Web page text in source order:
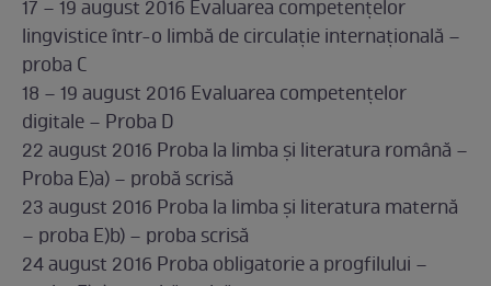
17 – 19 august 2016 Evaluarea competențelor
lingvistice într-o limbă de circulație internațională –
proba C
18 – 19 august 2016 Evaluarea competențelor
digitale – Proba D
22 august 2016 Proba la limba și literatura română –
Proba E)a) – probă scrisă
23 august 2016 Proba la limba și literatura maternă
– proba E)b) – proba scrisă
24 august 2016 Proba obligatorie a progfilului –